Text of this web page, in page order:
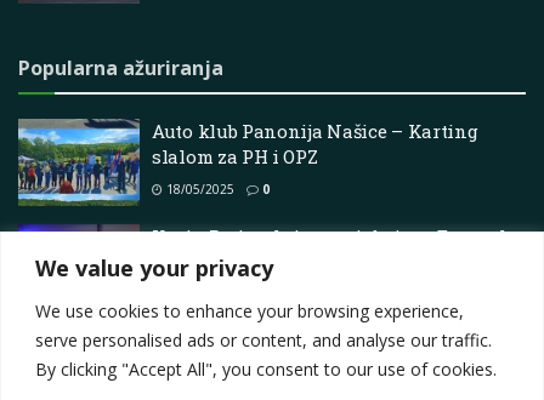
We value your privacy
We use cookies to enhance your browsing experience,
serve personalised ads or content, and analyse our traffic.
By clicking "Accept All", you consent to our use of cookies.
Popularna ažuriranja
Auto klub Panonija Našice – Karting
slalom za PH i OPZ
18/05/2025 0
Kevin Petit otkriva svoje boje za Europsko
prvenstvo u brdskom usponu